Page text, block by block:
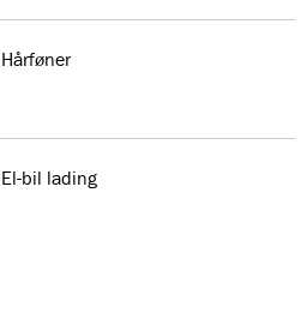
Hårføner
El-bil lading